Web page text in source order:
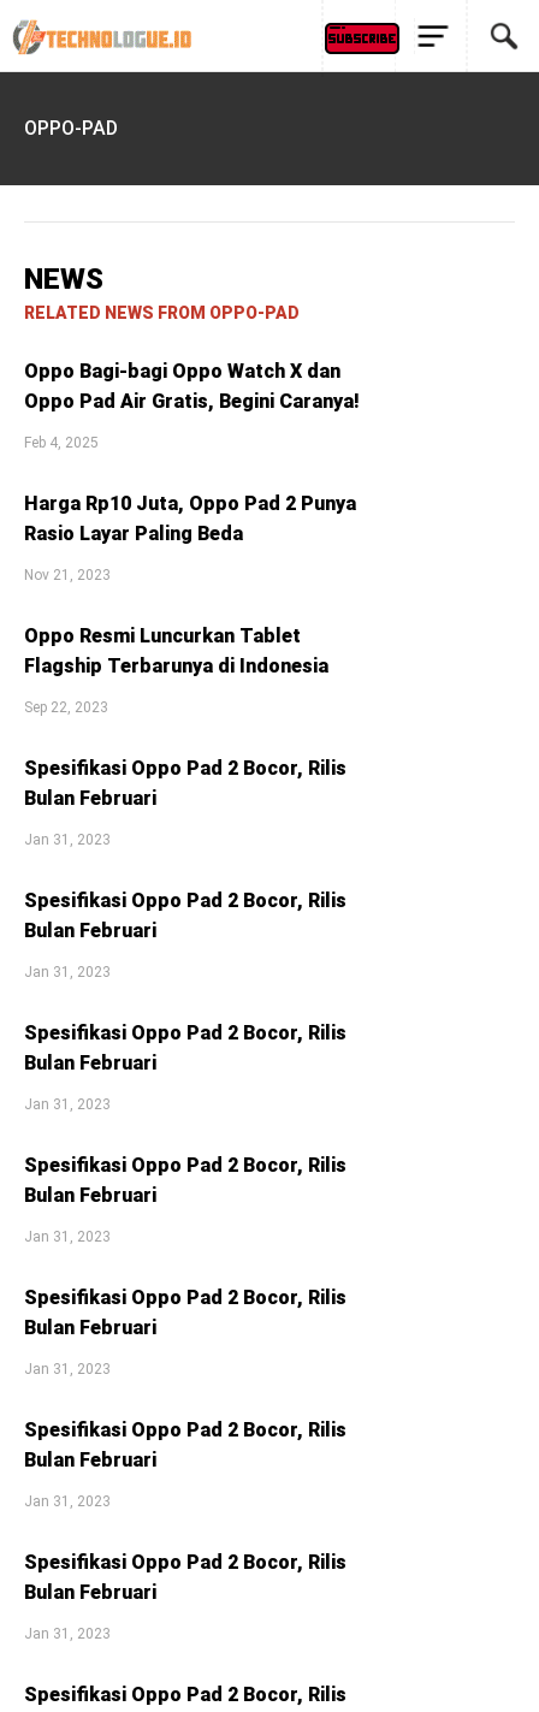
OPPO-PAD
NEWS
RELATED NEWS FROM OPPO-PAD
Oppo Bagi-bagi Oppo Watch X dan
Oppo Pad Air Gratis, Begini Caranya!
Feb 4, 2025
Harga Rp10 Juta, Oppo Pad 2 Punya
Rasio Layar Paling Beda
Nov 21, 2023
Oppo Resmi Luncurkan Tablet
Flagship Terbarunya di Indonesia
Sep 22, 2023
Spesifikasi Oppo Pad 2 Bocor, Rilis
Bulan Februari
Jan 31, 2023
Spesifikasi Oppo Pad 2 Bocor, Rilis
Bulan Februari
Jan 31, 2023
Spesifikasi Oppo Pad 2 Bocor, Rilis
Bulan Februari
Jan 31, 2023
Spesifikasi Oppo Pad 2 Bocor, Rilis
Bulan Februari
Jan 31, 2023
Spesifikasi Oppo Pad 2 Bocor, Rilis
Bulan Februari
Jan 31, 2023
Spesifikasi Oppo Pad 2 Bocor, Rilis
Bulan Februari
Jan 31, 2023
Spesifikasi Oppo Pad 2 Bocor, Rilis
Bulan Februari
Jan 31, 2023
Spesifikasi Oppo Pad 2 Bocor, Rilis